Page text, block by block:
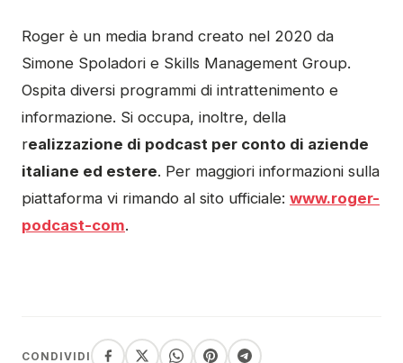
Roger è un media brand creato nel 2020 da
Simone Spoladori e Skills Management Group.
Ospita diversi programmi di intrattenimento e
informazione. Si occupa, inoltre, della
realizzazione di podcast per conto di aziende
italiane ed estere. Per maggiori informazioni sulla
piattaforma vi rimando al sito ufficiale: www.roger-
podcast-com.
CONDIVIDI